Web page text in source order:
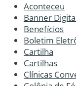
Aconteceu
Banner
Benefícios
Boletim
Cartilha
Cartilhas
Clínicas